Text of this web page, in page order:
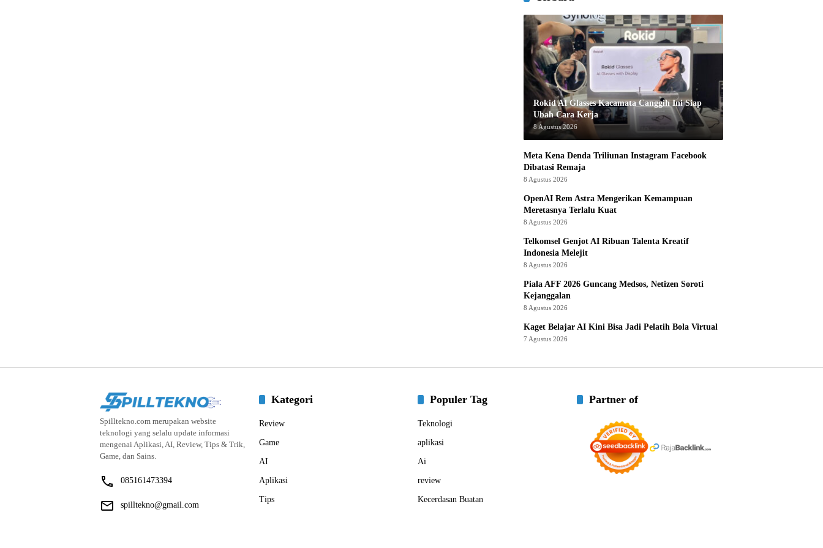
Rokid AI Glasses Kacamata Canggih Ini Siap
Ubah Cara Kerja
8 Agustus 2026
Meta Kena Denda Triliunan Instagram Facebook
Dibatasi Remaja
8 Agustus 2026
OpenAI Rem Astra Mengerikan Kemampuan
Meretasnya Terlalu Kuat
8 Agustus 2026
Telkomsel Genjot AI Ribuan Talenta Kreatif
Indonesia Melejit
8 Agustus 2026
Piala AFF 2026 Guncang Medsos, Netizen Soroti
Kejanggalan
8 Agustus 2026
Kaget Belajar AI Kini Bisa Jadi Pelatih Bola Virtual
7 Agustus 2026
Spilltekno.com merupakan website
teknologi yang selalu update informasi
mengenai Aplikasi, AI, Review, Tips & Trik,
Game, dan Sains.
085161473394
spilltekno@gmail.com
Kategori
Review
Game
AI
Aplikasi
Tips
Populer Tag
Teknologi
aplikasi
Ai
review
Kecerdasan Buatan
Partner of